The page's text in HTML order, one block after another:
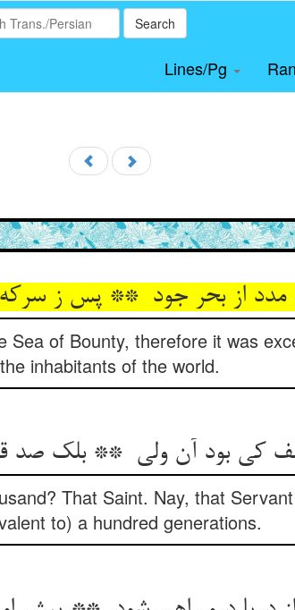
Search
Lines/Pg
Sea of Bounty, therefore it was
the inhabitants of the world.
That Saint. Nay, that
to) a hundred generations.